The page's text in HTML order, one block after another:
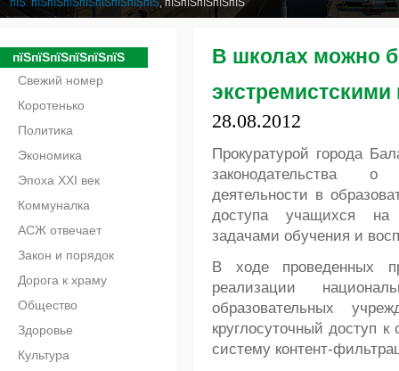
пїЅ. пїЅпїЅпїЅпїЅпїЅпїЅпїЅпїЅ, пїЅпїЅпїЅпїЅпїЅ
пїЅпїЅпїЅпїЅпїЅпїЅ
Свежий номер
Коротенько
Политика
Экономика
Эпоха XXI век
Коммуналка
АСЖ отвечает
Закон и порядок
Дорога к храму
Общество
Здоровье
Культура
В школах можно
28.08.2012
Прокуратурой города
законодательства о
деятельности в
доступа учащихся на
задачами обучения и
В ходе проведенных
реализации
образовательных
круглосуточный доступ
систему контент-